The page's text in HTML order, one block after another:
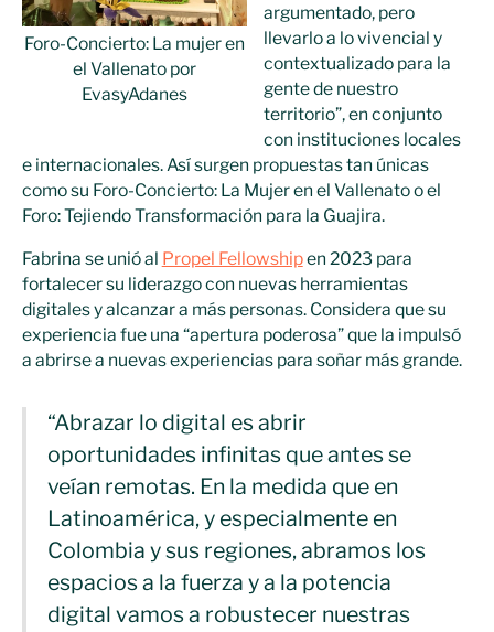
Foro-Concierto: La mujer en
el Vallenato por
EvasyAdanes
argumentado, pero
llevarlo a lo vivencial y
contextualizado para la
gente de nuestro
territorio”, en conjunto
con instituciones locales
e internacionales. Así surgen propuestas tan únicas
como su Foro-Concierto: La Mujer en el Vallenato o el
Foro: Tejiendo Transformación para la Guajira.
Fabrina se unió al Propel Fellowshipen 2023 para
fortalecer su liderazgo con nuevas herramientas
digitales y alcanzar a más personas. Considera que su
experiencia fue una “apertura poderosa” que la impulsó
a abrirse a nuevas experiencias para soñar más grande.
“Abrazar lo digital es abrir
oportunidades infinitas que antes se
veían remotas. En la medida que en
Latinoamérica, y especialmente en
Colombia y sus regiones, abramos los
espacios a la fuerza y a la potencia
digital vamos a robustecer nuestras